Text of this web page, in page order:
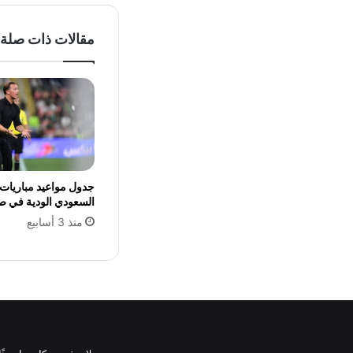
مقالات ذات صلة
جدول مواعيد
السعودي الودية في صيف
منذ 3 أسابيع